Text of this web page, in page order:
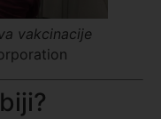
vakcinacije